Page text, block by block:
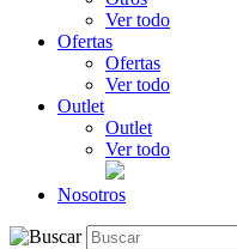
Ver todo
Ofertas
Ofertas
Ver todo
Outlet
Outlet
Ver todo
Nosotros